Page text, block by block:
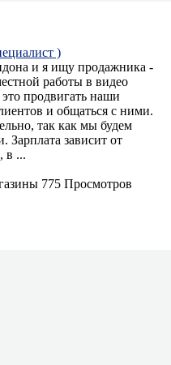
)
и я ищу продажника -
работы в видео
продвигать наши
и общаться с ними.
так как мы будем
Зарплата зависит от
в ...
775 Просмотров